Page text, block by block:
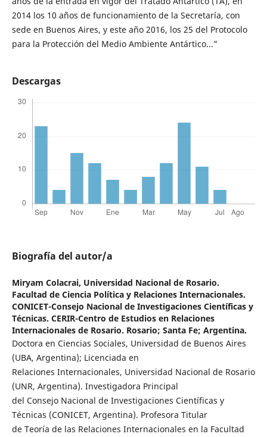
2014 los 10 años de funcionamiento de la Secretaría, con
sede en Buenos Aires, y este año 2016, los 25 del Protocolo
para la Protección del Medio Ambiente Antártico..."
Descargas
Biografía del autor/a
Miryam Colacrai, Universidad Nacional de Rosario.
Facultad de Ciencia Política y Relaciones Internacionales.
CONICET-Consejo Nacional de Investigaciones Científicas y
Técnicas. CERIR-Centro de Estudios en Relaciones
Internacionales de Rosario. Rosario; Santa Fe; Argentina.
Doctora en Ciencias Sociales, Universidad de Buenos Aires
(UBA, Argentina); Licenciada en
Relaciones Internacionales, Universidad Nacional de Rosario
(UNR, Argentina). Investigadora Principal
del Consejo Nacional de Investigaciones Científicas y
Técnicas (CONICET, Argentina). Profesora Titular
de Teoría de las Relaciones Internacionales en la Facultad